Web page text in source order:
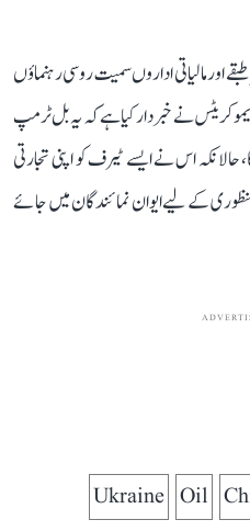
اور مالیاتی اداروں سمیت روسی رہنماؤں
ڈیموکریٹس نے خبردار کیا ہے کہ یہ بل ٹرمپ
اس نے ایسے ٹیرف کو اپنی تجارتی
کے لیے ایوان نمائندگان میں جائے
Oil
Ukraine